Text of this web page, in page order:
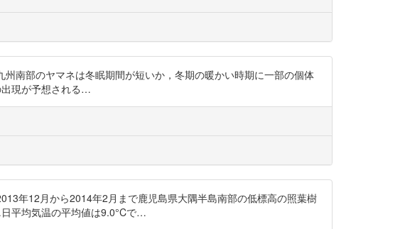
南部のヤマネは冬眠期間が短いか，冬期の暖かい時期に一部の個体
出現が予想される…
年12月から2014年2月まで鹿児島県大隅半島南部の低標高の照葉樹
平均気温の平均値は9.0°Cで…